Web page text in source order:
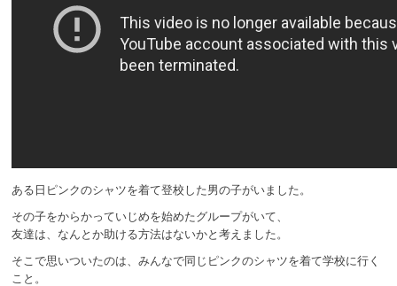
ある日ピンクのシャツを着て登校した男の子がいました。
その子をからかっていじめを始めたグループがいて、
友達は、なんとか助ける方法はないかと考えました。
そこで思いついたのは、みんなで同じピンクのシャツを着て学校に行く
こと。